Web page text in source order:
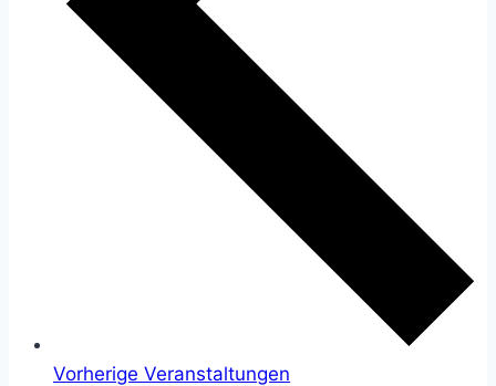
Vorherige Veranstaltungen